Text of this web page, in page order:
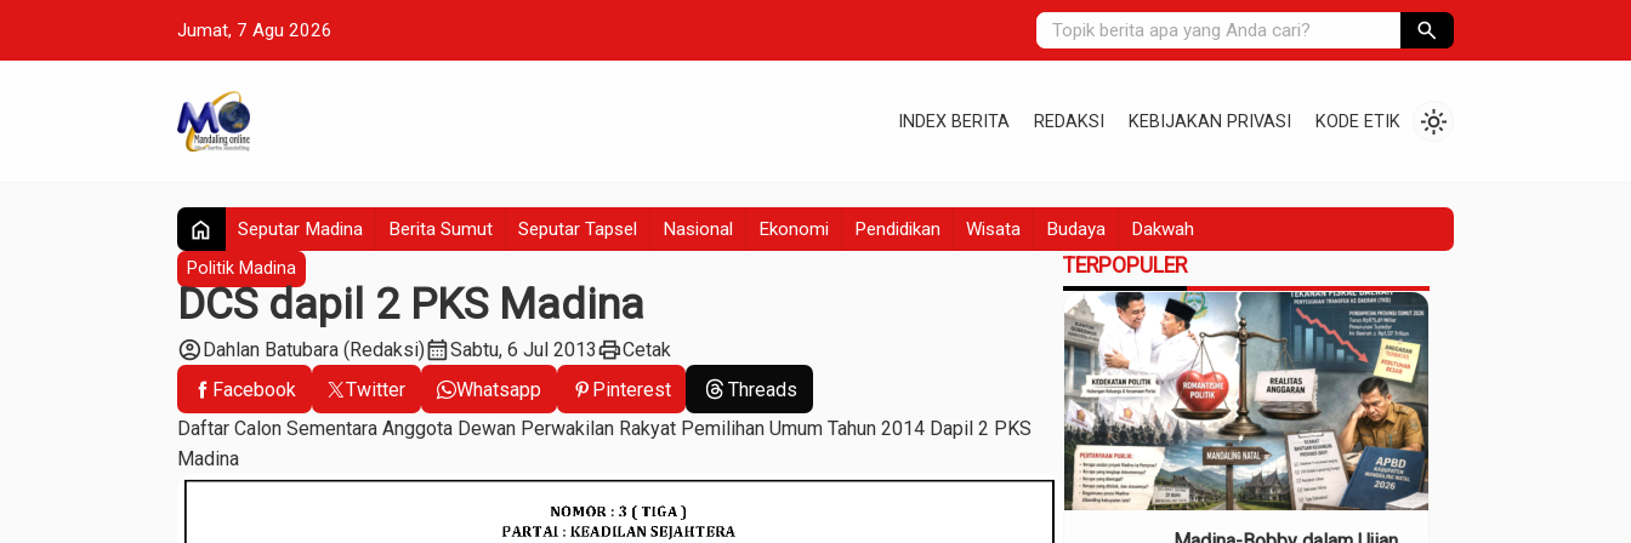
Jumat, 7 Agu 2026 search
INDEX BERITA REDAKSI KEBIJAKAN PRIVASI KODE ETIK light_mode
home Seputar Madina Berita Sumut Seputar Tapsel Nasional Ekonomi Pendidikan Wisata Budaya Dakwah
Politik Madina
DCS dapil 2 PKS Madina
account_circleDahlan Batubara (Redaksi)calendar_monthSabtu, 6 Jul 2013printCetak
Facebook
Twitter Whatsapp Pinterest
Threads
Daftar Calon Sementara Anggota Dewan Perwakilan Rakyat Pemilihan Umum Tahun 2014 Dapil 2 PKS
Madina
TERPOPULER